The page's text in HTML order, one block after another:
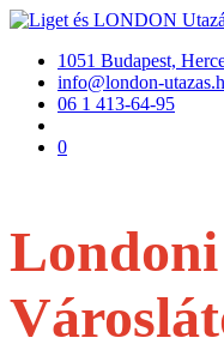
1051 Budapest,
info@london-
06 1 413-64-95
0
Londoni